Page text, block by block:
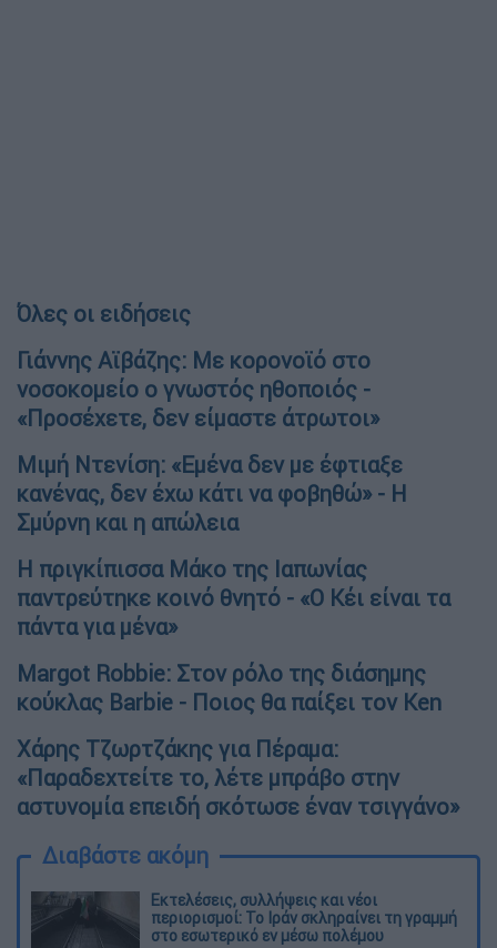
Όλες οι ειδήσεις
Γιάννης Αϊβάζης: Με κορονοϊό στο
νοσοκομείο ο γνωστός ηθοποιός -
«Προσέχετε, δεν είμαστε άτρωτοι»
Μιμή Ντενίση: «Εμένα δεν με έφτιαξε
κανένας, δεν έχω κάτι να φοβηθώ» - Η
Σμύρνη και η απώλεια
Η πριγκίπισσα Μάκο της Ιαπωνίας
παντρεύτηκε κοινό θνητό - «Ο Κέι είναι τα
πάντα για μένα»
Margot Robbie: Στον ρόλο της διάσημης
κούκλας Barbie - Ποιος θα παίξει τον Ken
Χάρης Τζωρτζάκης για Πέραμα:
«Παραδεχτείτε το, λέτε μπράβο στην
αστυνομία επειδή σκότωσε έναν τσιγγάνο»
Διαβάστε ακόμη
Εκτελέσεις, συλλήψεις και νέοι
περιορισμοί: Το Ιράν σκληραίνει τη γραμμή
στο εσωτερικό εν μέσω πολέμου